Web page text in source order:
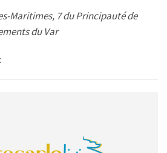
Maritimes, 7 du Principauté de
du Var